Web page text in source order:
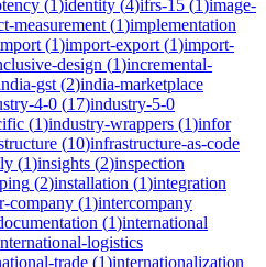
(1)identity (4)ifrs-15 (1)image-
measurement (1)implementation
(1)import-export (1)import-
design (1)incremental-
gst (2)india-marketplace
4-0 (17)industry-5-0
(1)industry-wrappers (1)infor
(10)infrastructure-as-code
(1)insights (2)inspection
(2)installation (1)integration
company (1)intercompany
(1)international
logistics
trade (1)internationalization